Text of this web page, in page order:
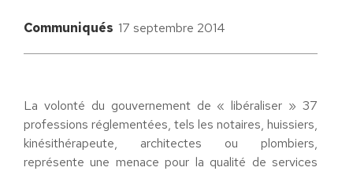
Communiqués 17 septembre 2014
La volonté du gouvernement de « libéraliser » 37
professions réglementées, tels les notaires, huissiers,
kinésithérapeute, architectes ou plombiers,
représente une menace pour la qualité de services